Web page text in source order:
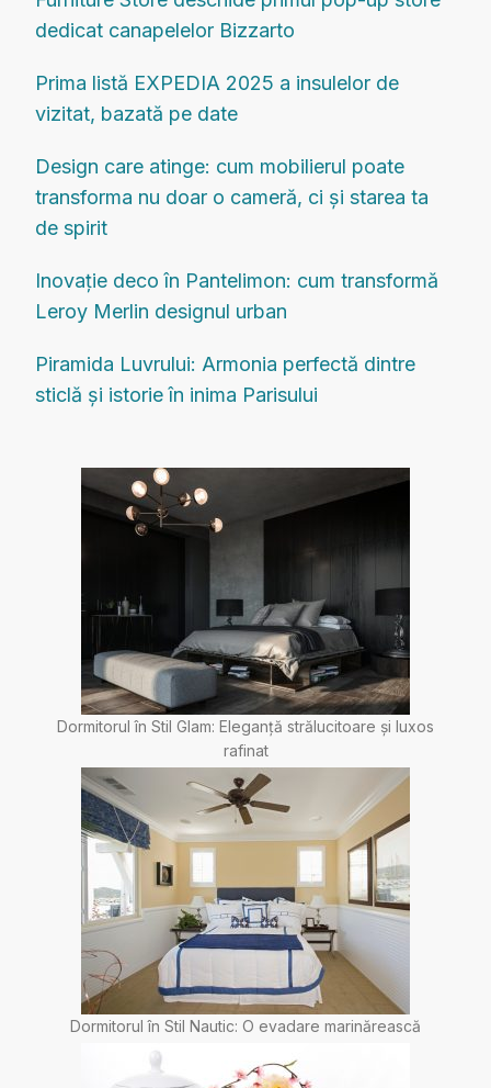
dedicat canapelelor Bizzarto
Prima listă EXPEDIA 2025 a insulelor de
vizitat, bazată pe date
Design care atinge: cum mobilierul poate
transforma nu doar o cameră, ci și starea ta
de spirit
Inovație deco în Pantelimon: cum transformă
Leroy Merlin designul urban
Piramida Luvrului: Armonia perfectă dintre
sticlă și istorie în inima Parisului
Dormitorul în Stil Glam: Eleganță strălucitoare și luxos
rafinat
Dormitorul în Stil Nautic: O evadare marinărească